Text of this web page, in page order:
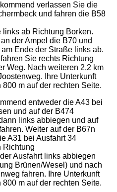
verlassen Sie die
und fahren die B58
ab Richtung Borken.
der Ampel die B70 und
Ende der Straße links ab.
Sie rechts Richtung
Weg. Nach weiteren 2,2 km
Ihre Unterkunft
m auf der rechten Seite.
entweder die A43 bei
und auf der B474
links abbiegen und auf
Weiter auf der B67n
A31 bei Ausfahrt 34
Richtung
Ausfahrt links abbiegen
Brünen/Wesel) und nach
fahren. Ihre Unterkunft
m auf der rechten Seite.